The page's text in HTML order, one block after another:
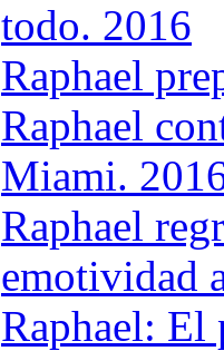
todo. 2016
Raphael
Raphael
Miami.
Raphael
emotividad
Raphael: El